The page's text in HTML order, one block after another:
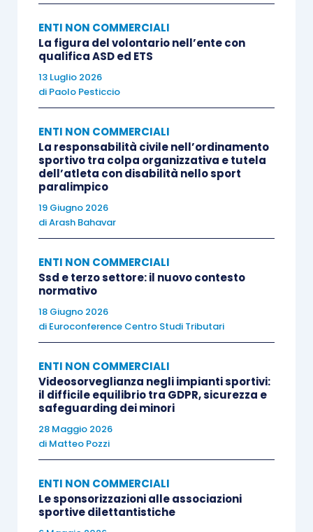
Tra questi citiamol’eliminazione dell’obbligo
inviare igiustificativi di spesa
inviare documenti con modalità diverse da quelle
importi percepiti solo se di
20.000 euroe ildivieto di erogazioni in contanti
a soggetti diversi da persone fisiche.
La redazione del rendiconto e della relazione
illustrativa
Tutti i soggetti beneficiari,indipendentemente
l’obbligo di redigere ilrendicontoe la relativa
relazione illustrativaentro 12 mesi dalla data di
percezione del contributo
grava su tutti i soggetti beneficiari l’obbligo di
conservarepresso la propria sede il rendiconto e
la relazione,unitamente ai giustificativi di
spesa, per10 anni
redazione del rendiconto, conl’obbligo di esibirli
in caso di eventuale verifica amministrativo-
contabile.
ENTI NON COMMERCIALI
La figura del volontario nell’ente con
qualifica ASD ed ETS
13 Luglio 2026
di Paolo Pesticcio
ENTI NON COMMERCIALI
La responsabilità civile nell’ordinamento
sportivo tra colpa organizzativa e tutela
dell’atleta con disabilità nello sport
paralimpico
19 Giugno 2026
diArash Bahavar
ENTI NON COMMERCIALI
Ssd e terzo settore: il nuovo contesto
normativo
18 Giugno 2026
di Euroconference Centro Studi Tributari
ENTI NON COMMERCIALI
Videosorveglianza negli impianti sportivi:
il difficile equilibrio tra GDPR, sicurezza e
safeguarding dei minori
28 Maggio 2026
di Matteo Pozzi
ENTI NON COMMERCIALI
Le sponsorizzazioni alle associazioni
sportive dilettantistiche